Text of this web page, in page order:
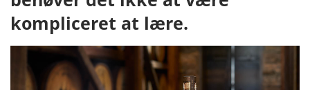
kompliceret at lære.